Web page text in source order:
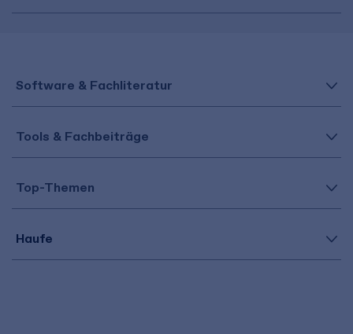
Software & Fachliteratur
Tools & Fachbeiträge
Top-Themen
Haufe